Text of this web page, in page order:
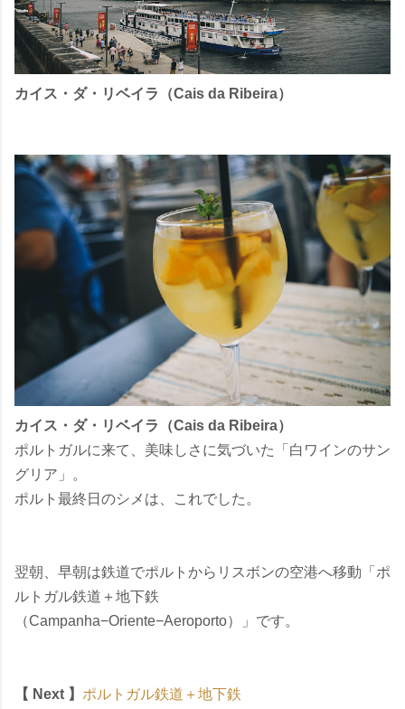
カイス・ダ・リベイラ（Cais da Ribeira）
カイス・ダ・リベイラ（Cais da Ribeira）
ポルトガルに来て、美味しさに気づいた「白ワインのサン
グリア」。
ポルト最終日のシメは、これでした。
翌朝、早朝は鉄道でポルトからリスボンの空港へ移動「ポ
ルトガル鉄道＋地下鉄
（Campanha−Oriente−Aeroporto）」です。
【 Next 】 ポルトガル鉄道＋地下鉄